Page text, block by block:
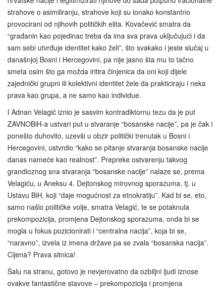
strahove o asimiliranju, strahove koji su ionako konstantno
provocirani od njihovih političkih elita. Kovačević smatra da
“građanin kao pojedinac treba da ima sva prava uključujući i da
sam sebi utvrđuje identitet kako želi”, što svakako i jeste slučaj u
današnjoj Bosni i Hercegovini, pa nije jasno šta mu to tačno
smeta osim što ga možda iritira činjenica da oni koji dijele
zajednički grupni ili kolektivni identitet žele da prakticiraju i neka
prava kao grupa, a ne samo kao individue.
I Adnan Velagić iznio je sasvim kontradiktornu tezu da je put
ZAVNOBiH-a ustvari put u stvaranje “bosanske nacije”, pa je čak i
ponešto duhovito, uzevši u obzir politički trenutak u Bosni i
Hercegovini, ustvrdio “kako se pitanje stvaranja bosanske nacije
danas nameće kao realnost”. Prepreke ostvarenju takvog
grandioznog sna stvaranja “bosanske nacije” nalaze se, prema
Velagiću, u Aneksu 4. Dejtonskog mirovnog sporazuma, tj. u
Ustavu BiH, koji “daje mogućnost za etnokratiju”. Kad bi se, eto,
samo našlo političke volje, smatra Velagić, te se potaknula
prekompozicija, promjena Dejtonskog sporazuma, onda bi se
mogla u fokus pozicionirati i “centralna nacija”, koja bi se,
“naravno”, izvela iz imena države pa se zvala “bosanska nacija”.
Cijena? Prava sitnica!
Šalu na stranu, gotovo je nevjerovatno da ozbiljni ljudi iznose
ovakve fantastične stavove – prekompozicija i promjena